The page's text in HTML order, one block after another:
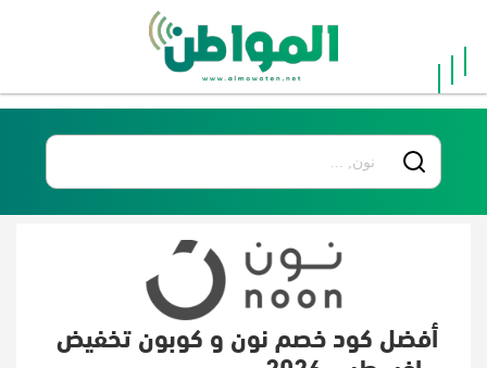
الرئيسية
أفضل
20
المتاجر
أفضل كود خصم نون و كوبون تخفيض